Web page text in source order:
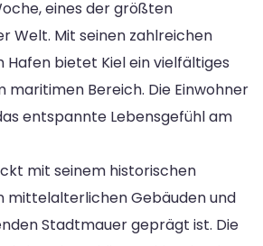
eines der größten
Welt. Mit seinen zahlreichen
Hafen bietet Kiel ein vielfältiges
maritimen Bereich. Die Einwohner
entspannte Lebensgefühl am
mit seinem historischen
mittelalterlichen Gebäuden und
Stadtmauer geprägt ist. Die